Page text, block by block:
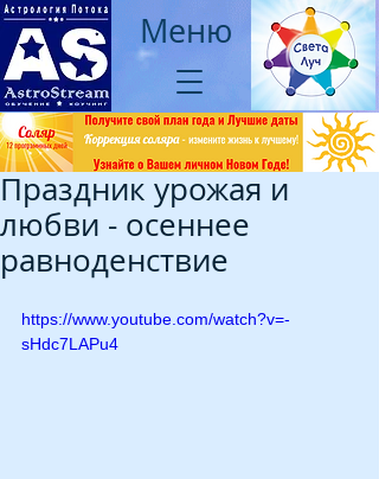
Меню
Праздник урожая и
любви - осеннее
равноденствие
https://www.youtube.com/watch?v=-
sHdc7LAPu4